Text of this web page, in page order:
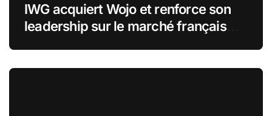
IWG acquiert Wojo et renforce son
leadership sur le marché français